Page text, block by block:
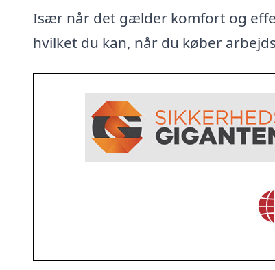
Især når det gælder komfort og
hvilket du kan, når du køber